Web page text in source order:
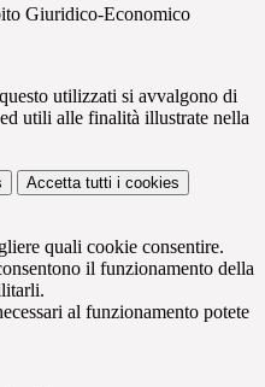
Giuridico-Economico
utilizzati si avvalgono di
utili alle finalità illustrate nella
Accetta tutti i cookies
quali cookie consentire.
il funzionamento della
al funzionamento potete